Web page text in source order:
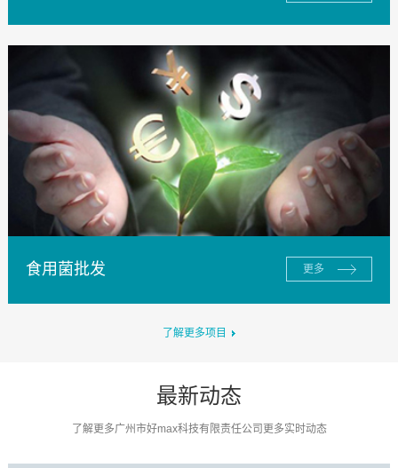
食用菌批发 更多
了解更多项目
最新动态
了解更多广州市好max科技有限责任公司更多实时动态